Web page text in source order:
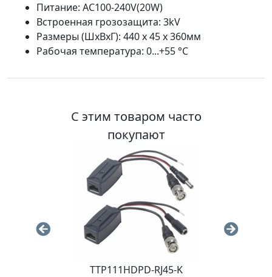
Питание: AC100-240V(20W)
Встроенная грозозащита: 3kV
Размеры (ШхВхГ): 440 x 45 x 360мм
Рабочая температура: 0...+55 °C
С этим товаром часто
покупают
TTP111HDPD-RJ45-K